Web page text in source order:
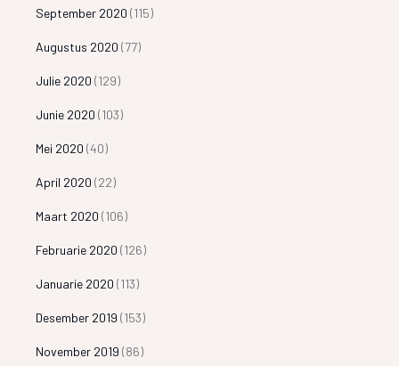
September 2020 (115)
Augustus 2020 (77)
Julie 2020 (129)
Junie 2020 (103)
Mei 2020 (40)
April 2020 (22)
Maart 2020 (106)
Februarie 2020 (126)
Januarie 2020 (113)
Desember 2019 (153)
November 2019 (86)